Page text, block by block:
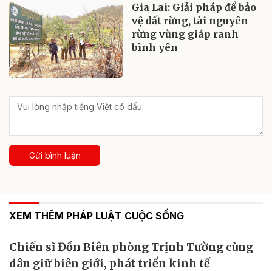
Gia Lai: Giải pháp để bảo
vệ đất rừng, tài nguyên
rừng vùng giáp ranh
bình yên
Gửi bình luận
XEM THÊM PHÁP LUẬT CUỘC SỐNG
Chiến sĩ Đồn Biên phòng Trịnh Tường cùng
dân giữ biên giới, phát triển kinh tế